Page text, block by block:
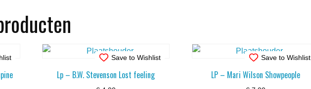
Save to Wishlist
Lp – B.W. Stevenson Lost feeling
Save to Wishlist
LP – Mari Wilson Showpeople